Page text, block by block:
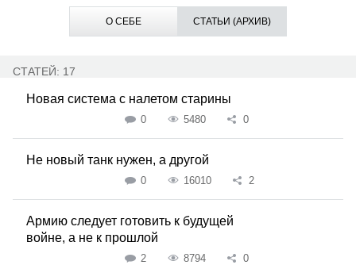
О СЕБЕ СТАТЬИ (АРХИВ)
СТАТЕЙ: 17
Новая система с налетом старины
0 5480 0
Не новый танк нужен, а другой
0 16010 2
Армию следует готовить к будущей
войне, а не к прошлой
2 8794 0